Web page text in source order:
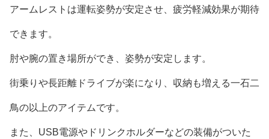
アームレストは運転姿勢が安定させ、疲労軽減効果が期待
できます。
肘や腕の置き場所ができ、姿勢が安定します。
街乗りや長距離ドライブが楽になり、収納も増える一石二
鳥の以上のアイテムです。
また、USB電源やドリンクホルダーなどの装備がついた